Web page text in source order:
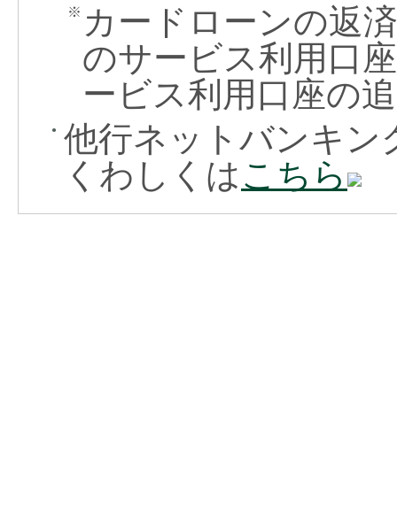
※ カードローンの返
のサービス利用口
ービス利用口座の
●
他行ネットバンキン
くわしくはこちら